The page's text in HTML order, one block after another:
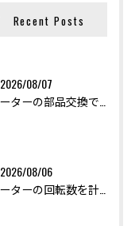
Recent Posts
2026/08/07
2026/08/06